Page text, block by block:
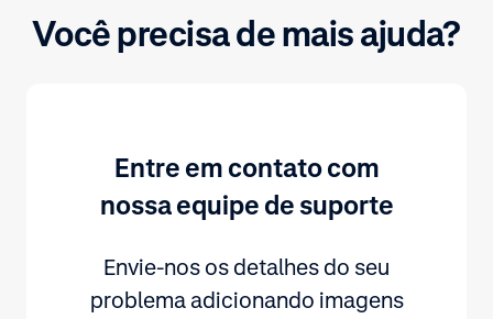
Você precisa de mais ajuda?
Entre em contato com
nossa equipe de suporte
Envie-nos os detalhes do seu
problema adicionando imagens